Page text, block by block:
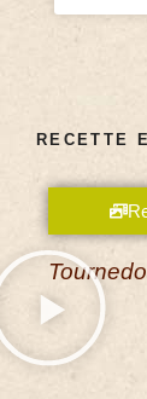
RECETTE